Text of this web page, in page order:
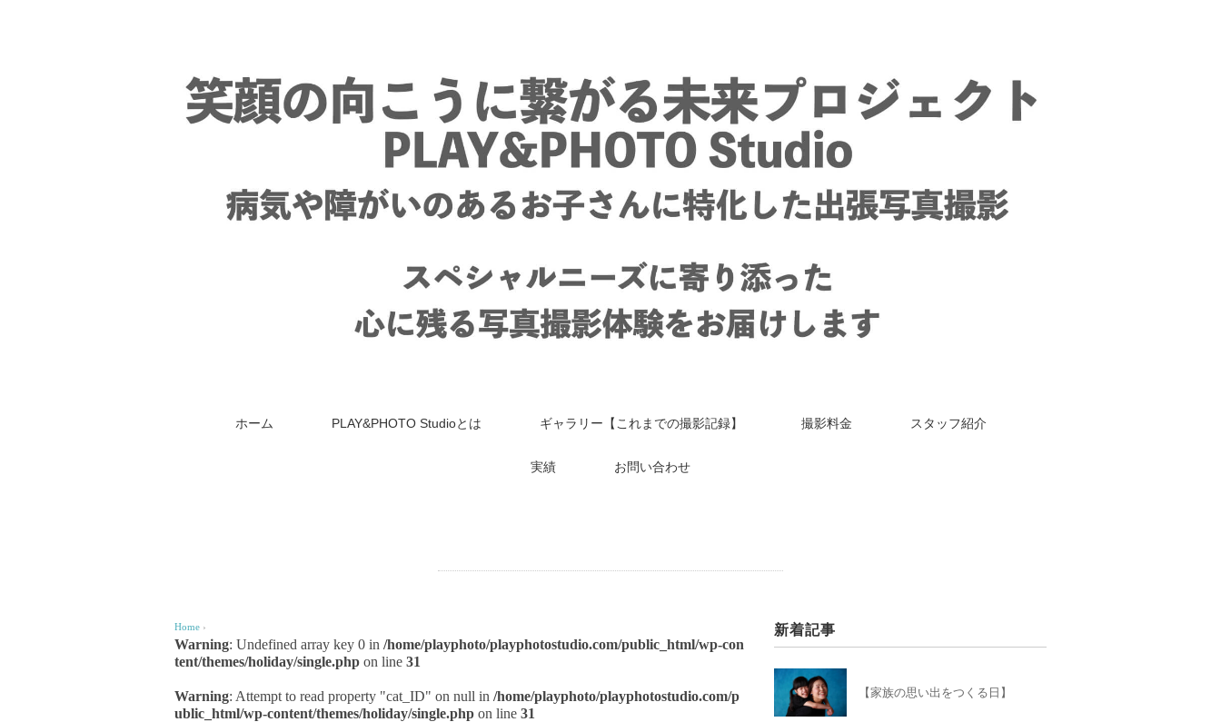
ホーム PLAY&PHOTO Studioとは ギャラリー【これまでの撮影記録】 撮影料金 スタッフ紹介
実績 お問い合わせ
Home ›
Warning: Undefined array key 0 in /home/playphoto/playphotostudio.com/public_html/wp-con
tent/themes/holiday/single.php on line 31
Warning: Attempt to read property "cat_ID" on null in /home/playphoto/playphotostudio.com/p
ublic_html/wp-content/themes/holiday/single.php on line 31
新着記事
【家族の思い出をつくる日】